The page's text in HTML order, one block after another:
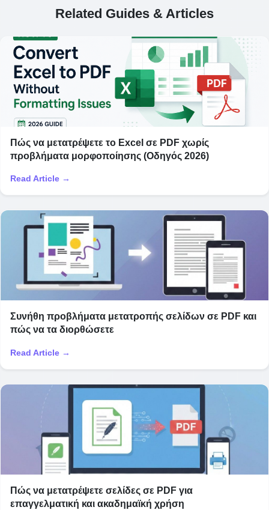
Related Guides & Articles
Πώς να μετατρέψετε το Excel σε PDF χωρίς
προβλήματα μορφοποίησης (Οδηγός 2026)
Read Article →
Συνήθη προβλήματα μετατροπής σελίδων σε PDF και
πώς να τα διορθώσετε
Read Article →
Πώς να μετατρέψετε σελίδες σε PDF για
επαγγελματική και ακαδημαϊκή χρήση